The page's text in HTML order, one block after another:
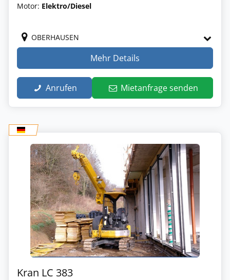
Motor: Elektro/Diesel
OBERHAUSEN
Mehr Details
Anrufen Mietanfrage senden
Kran LC 383